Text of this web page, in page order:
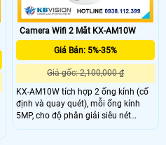
Camera Wifi 2 Mắt KX-AM10W
Giá Bán: 5%-35%
Giá gốc: 2,100,000 ₫
KX-AM10W tích hợp 2 ống kính (cố
định và quay quét), mỗi ống kính
5MP, cho độ phân giải siêu nét
10MP. Góc nhìn rộng 86°, quay